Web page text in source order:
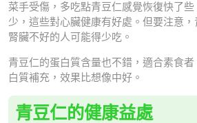
菜手受傷，多吃點青豆仁感覺恢復快了
少，這些對心臟健康有好處。但要注意，
腎臟不好的人可能得少吃。
青豆仁的蛋白質含量也不錯，適合素食
白質補充，效果比想像中好。
青豆仁的健康益處